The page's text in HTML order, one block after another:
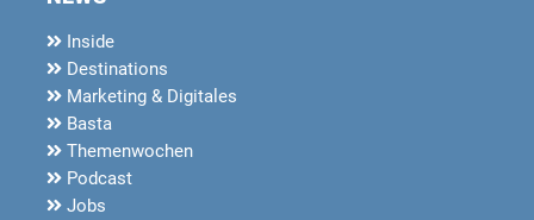
Inside
Destinations
Marketing & Digitales
Basta
Themenwochen
Podcast
Jobs